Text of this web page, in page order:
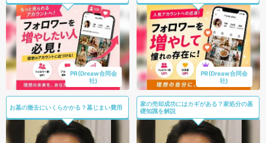
PR(Dreaw合同会
社)
PR(Dreaw合同会
社)
お墓の撤去にいくらかかる？墓じまい費用
家の売却成功にはカギがある？家処分の基
礎知識を解説